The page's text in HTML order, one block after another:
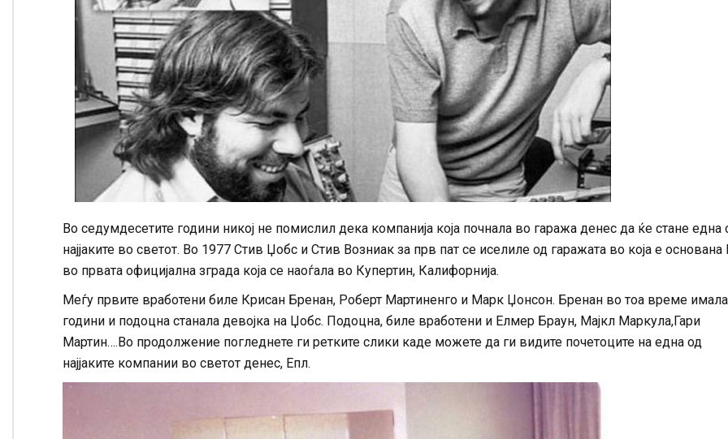
Во седумдесетите години никој не помислил дека компанија која почнала во гаража денес да ќе стане една
најјаките во светот. Во 1977 Стив Џобс и Стив Возниак за прв пат се иселиле од гаражата во која е основана
во првата официјална зграда која се наоѓала во Купертин, Калифорнија.
Меѓу првите вработени биле Крисан Бренан, Роберт Мартиненго и Марк Џонсон. Бренан во тоа време
години и подоцна станала девојка на Џобс. Подоцна, биле вработени и Елмер Браун, Мајкл Маркула,Гари
Мартин….Во продолжение погледнете ги ретките слики каде можете да ги видите почетоците на една од
најјаките компании во светот денес, Епл.